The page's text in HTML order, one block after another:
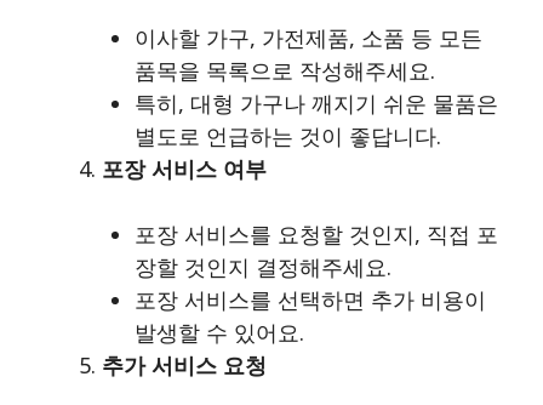
이사할 가구, 가전제품, 소품 등 모든
품목을 목록으로 작성해주세요.
특히, 대형 가구나 깨지기 쉬운 물품은
별도로 언급하는 것이 좋답니다.
포장 서비스 여부
포장 서비스를 요청할 것인지, 직접 포
장할 것인지 결정해주세요.
포장 서비스를 선택하면 추가 비용이
발생할 수 있어요.
추가 서비스 요청